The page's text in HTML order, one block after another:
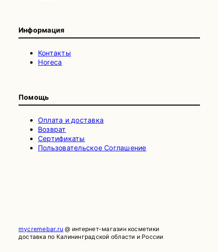
Информация
Контакты
Horeca
Помощь
Оплата и доставка
Возврат
Сертификаты
Пользовательское Соглашение
mycremebar.ru @ интернет-магазин косметики
доставка по Калининградской области и России